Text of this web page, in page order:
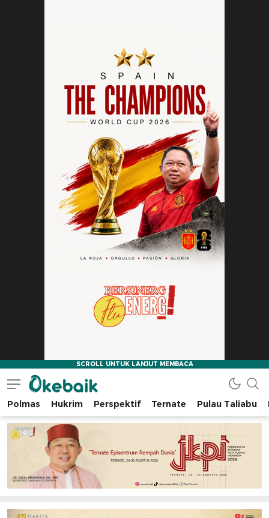
Okebaik.id
Baiknya Dibaca
Polmas Hukrim Perspektif Ternate Pulau Taliabu